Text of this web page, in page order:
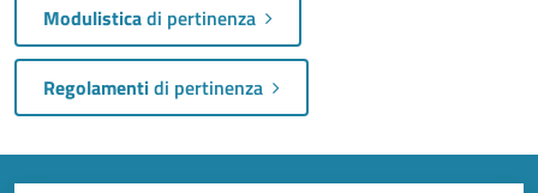
Modulisticadi pertinenza
Regolamentidi pertinenza